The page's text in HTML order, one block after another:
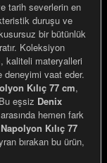
tarih severlerin en
duruşu ve
bir bütünlük
Koleksiyon
, kaliteli materyalleri
vaat eder.
Kılıç 77 cm,
eşsiz Denix
hemen fark
Kılıç 77
bırakan bu ürün,